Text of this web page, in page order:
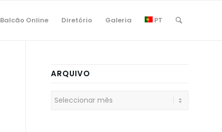
Balcão Online Diretório Galeria PT
ARQUIVO